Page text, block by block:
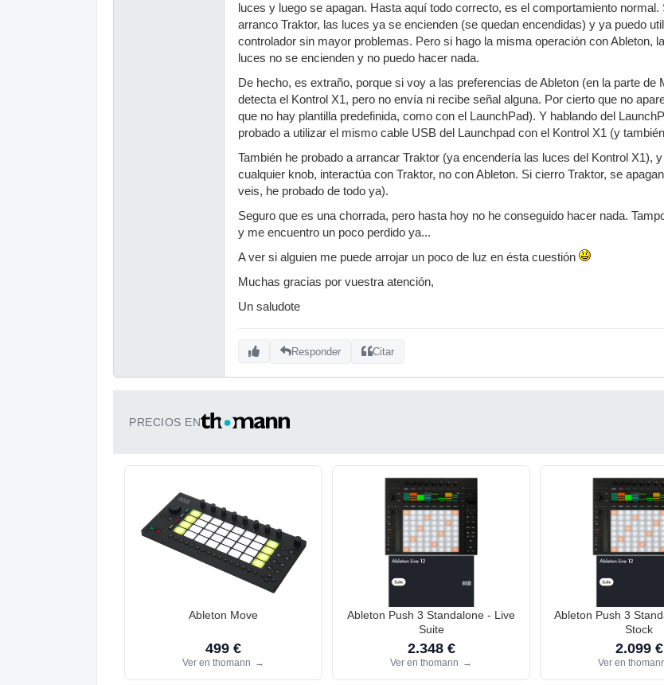
luces y luego se apagan. Hasta aquí todo correcto, es el comportamiento normal.
arranco Traktor, las luces ya se encienden (se quedan encendidas) y ya puedo
controlador sin mayor problemas. Pero si hago la misma operación con Ableton,
luces no se encienden y no puedo hacer nada.
De hecho, es extraño, porque si voy a las preferencias de Ableton (en la parte de
detecta el Kontrol X1, pero no envía ni recibe señal alguna. Por cierto que no
que no hay plantilla predefinida, como con el LaunchPad). Y hablando del
probado a utilizar el mismo cable USB del Launchpad con el Kontrol X1 (y
También he probado a arrancar Traktor (ya encendería las luces del Kontrol X1),
cualquier knob, interactúa con Traktor, no con Ableton. Si cierro Traktor, se
veis, he probado de todo ya).
Seguro que es una chorrada, pero hasta hoy no he conseguido hacer nada.
y me encuentro un poco perdido ya...
A ver si alguien me puede arrojar un poco de luz en ésta cuestión
Muchas gracias por vuestra atención,
Un saludote
Responder Citar
PRECIOS EN
Ableton Move
499 €
Ver en thomann →
Ableton Push 3 Standalone - Live
Suite
2.348 €
Ver en thomann →
Ableton Push 3
Stock
2.099 €
Ver en